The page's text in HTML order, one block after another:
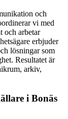
och
vi med
och arbetar
erbjuder
lösningar som
Resultatet är
arkiv,
i Bonäs